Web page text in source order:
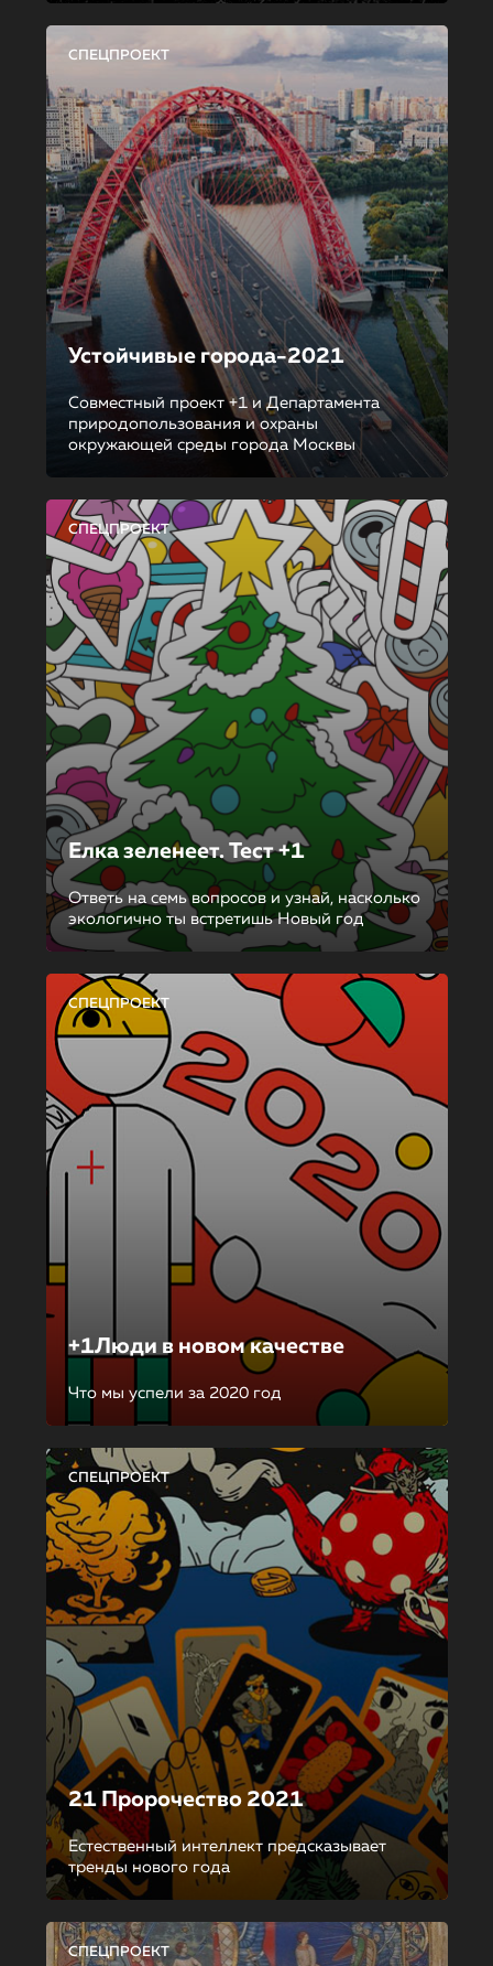
СПЕЦПРОЕКТ
Устойчивые города-2021
Совместный проект +1 и Департамента
природопользования и охраны
окружающей среды города Москвы
СПЕЦПРОЕКТ
Елка зеленеет. Тест +1
Ответь на семь вопросов и узнай, насколько
экологично ты встретишь Новый год
СПЕЦПРОЕКТ
+1Люди в новом качестве
Что мы успели за 2020 год
СПЕЦПРОЕКТ
21 Пророчество 2021
Естественный интеллект предсказывает
тренды нового года
СПЕЦПРОЕКТ